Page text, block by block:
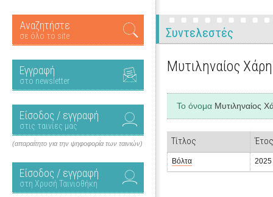
Αναζητήστε
σε όλο το site
Εγγραφή
στο newsletter
Είσοδος / εγγραφή
στις ταινίες μας
(απαραίτητο για την ψηφοφορία των ταινιών)
Είσοδος / εγγραφή
στη Χρυσή Ταινιοθήκη
Συντελεστές
Μυτιληναίος
Το όνομα Μυτιληναίος
Τίτλος Έτος
Βόλτα 2025